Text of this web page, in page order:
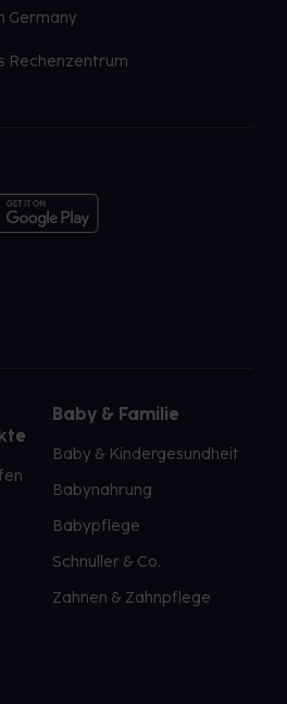
Germany
Rechenzentrum
Baby & Familie
Baby & Kindergesundheit
Babynahrung
Babypflege
Schnuller & Co.
Zahnen & Zahnpflege